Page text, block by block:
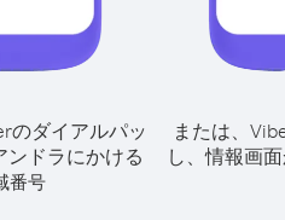
のダイアルパッ
ンドラにかける
番号
または、
し、情報画